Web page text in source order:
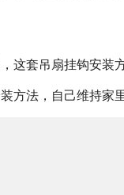
这套吊扇挂钩安装
方法，自己维持家